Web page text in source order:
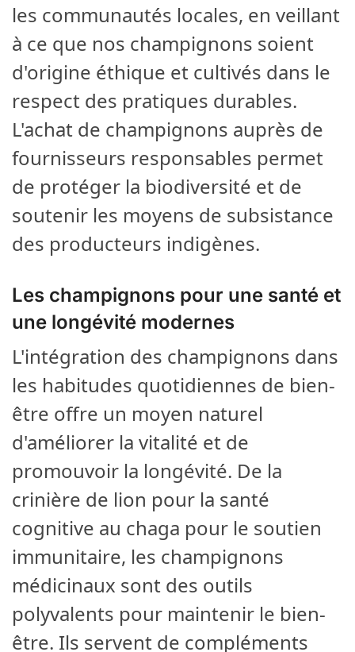
les communautés locales, en veillant
à ce que nos champignons soient
d'origine éthique et cultivés dans le
respect des pratiques durables.
L'achat de champignons auprès de
fournisseurs responsables permet
de protéger la biodiversité et de
soutenir les moyens de subsistance
des producteurs indigènes.
Les champignons pour une santé et
une longévité modernes
L'intégration des champignons dans
les habitudes quotidiennes de bien-
être offre un moyen naturel
d'améliorer la vitalité et de
promouvoir la longévité. De la
crinière de lion pour la santé
cognitive au chaga pour le soutien
immunitaire, les champignons
médicinaux sont des outils
polyvalents pour maintenir le bien-
être. Ils servent de compléments